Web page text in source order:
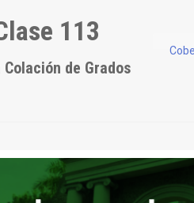
113
de Grados